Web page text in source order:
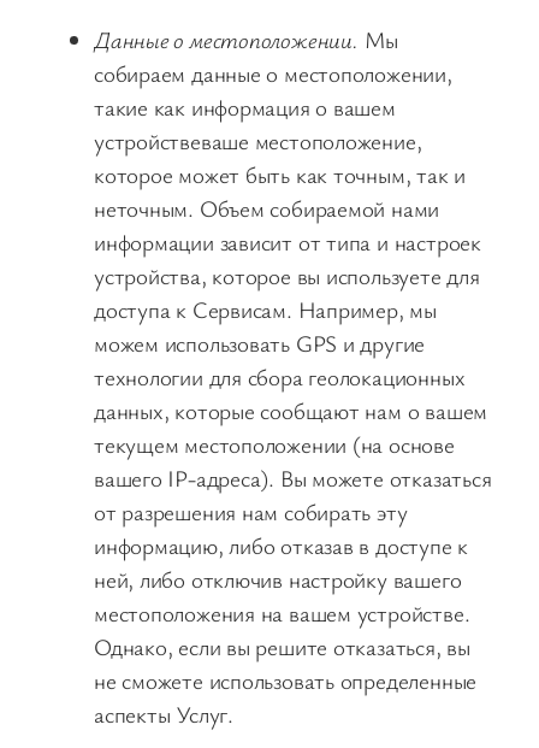
Данные о местоположении. Мы
собираем данные о местоположении,
такие как информация о вашем
устройствеваше местоположение,
которое может быть как точным, так и
неточным. Объем собираемой нами
информации зависит от типа и настроек
устройства, которое вы используете для
доступа к Сервисам. Например, мы
можем использовать GPS и другие
технологии для сбора геолокационных
данных, которые сообщают нам о вашем
текущем местоположении (на основе
вашего IP-адреса). Вы можете отказаться
от разрешения нам собирать эту
информацию, либо отказав в доступе к
ней, либо отключив настройку вашего
местоположения на вашем устройстве.
Однако, если вы решите отказаться, вы
не сможете использовать определенные
аспекты Услуг.